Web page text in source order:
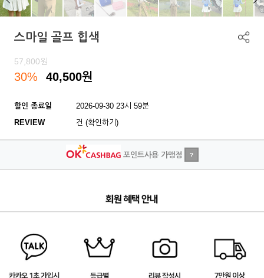
스마일 골프 힙색
57,800원
30% 40,500원
할인 종료일
2026-09-30 23시 59분
REVIEW
건 (확인하기)
포인트사용 가맹점 ?